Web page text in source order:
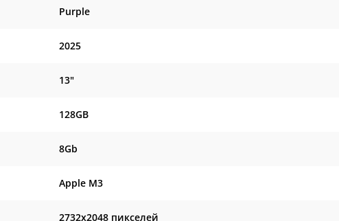
Purple
2025
13"
128GB
8Gb
Apple M3
2732x2048 пикселей